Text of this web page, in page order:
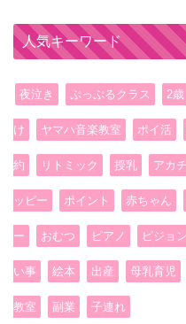
人気キーワード
夜泣き ぷっぷるクラス 2歳
け ヤマハ音楽教室 ポイ活
約 リトミック 授乳 アカ
ッピー ポイント 赤ちゃん
ー おむつ ピアノ ピジョン
い事 絵本 出産 母乳育児
教室 副業 子連れ